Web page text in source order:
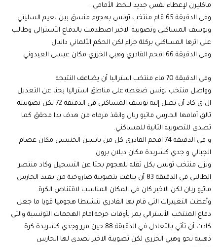
ماكليرن لإعطاء نفس جديد للخط الأمامي .
وفي الدقيقة 65 قام منتخب تونس بهجوم منسق بين نعيم السليتي
ويوسف المساكني وتصويبة الاخير اصطدمت بالدفاع الأسترالي وطالب
على اثرها المساكني بركلة جزاء لكن الحكم الألماني دانيال
وفي الدقيقة 66 اقحم القادري وهبي الخزري مكان عيسى العيدوني
وفي الدقيقة 70 ماء منتخب استراليا أن يضاعف النتيجة
وواصل منتخب تونس ضغطه على مناطق استراليا بحثا عن التعديل
ال ي كاد أن يصل إليه يوسف المساكني في الدقيقة 72 لكن تصويبته
تالق أمامها الحارس ماتيو ريان وانقذ مرماه من هدف بدا محقق كما
تصدى للتصويبة الثانية للمساكني.
و في الدقيقة 74 اقحم القادري كل من ياسين الخنيسي مكان عصام
الجبالي و جدي كشريدة مكان ديلان برون.
ونزل منتخب تونس بكل ثقله للهجوم بحثا عن التسجيل وكاد منتصر
الطالبي في الدقيقة 83 أن يباغت بتصويبة صاروخية من بعيد الحارس
ماتيو ريان لكن الاخير كان في المكان المناسب لاقتناص الكرة.
وأعطت التغييرات التي قام بها القادري تنشيطا هجوميا قويا ما جعل
دفاع المنتخب الأسترالي يمر بأوقات حرجة.امام الهجمات التونسية والتي
كادت أن تأتي بالتعادل في الدقيقة 88 حين مرر وجدي كشريدة كرة
ذهبية نحو وهبي الخزري لكن تصويبة الاخير تصدى لها الحارس